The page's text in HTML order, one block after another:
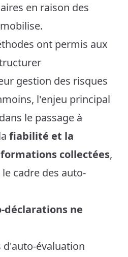
en raison des
ont permis aux
gestion des risques
l'enjeu principal
le passage à
fiabilité et la
collectées,
cadre des auto-
déclarations ne
d'auto-évaluation